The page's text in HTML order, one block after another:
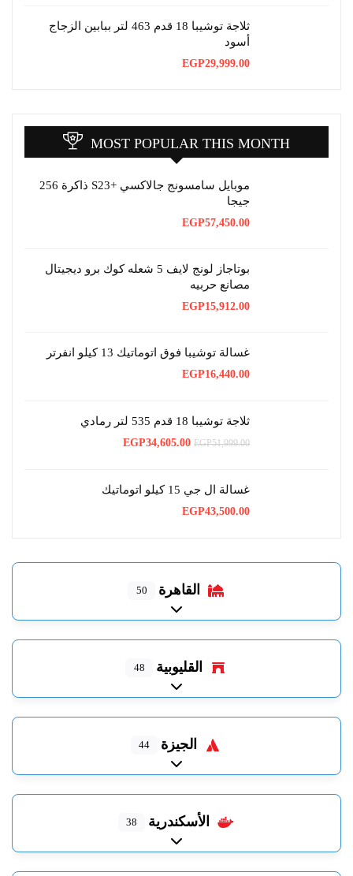
ثلاجة توشيبا 18 قدم 463 لتر ببابين الزجاج
أسود
EGP29,999.00
MOST POPULAR THIS MONTH
موبايل سامسونج جالاكسي +S23 ذاكرة 256
جيجا
EGP57,450.00
بوتاجاز لونج لايف 5 شعله كوك برو ديجيتال
مصانع حربيه
EGP15,912.00
غسالة توشيبا فوق اتوماتيك 13 كيلو انفرتر
EGP16,440.00
ثلاجة توشيبا 18 قدم 535 لتر رمادي
EGP51,999.00
السعر
EGP34,605.00
السعر
غسالة ال جي 15 كيلو اتوماتيك
EGP43,500.00
القاهرة 50
Expand sub-categories
القليوبية 48
Expand sub-categories
الجيزة 44
Expand sub-categories
الأسكندرية 38
Expand sub-categories